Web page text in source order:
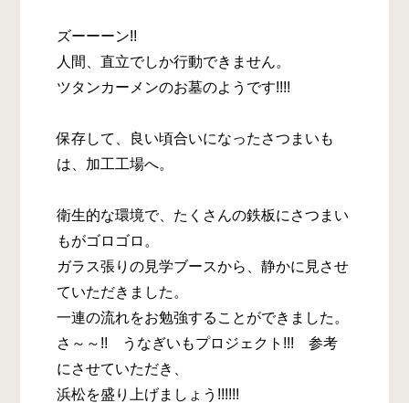
ズーーーン!!
人間、直立でしか行動できません。
ツタンカーメンのお墓のようです!!!!
保存して、良い頃合いになったさつまいも
は、加工工場へ。
衛生的な環境で、たくさんの鉄板にさつまい
もがゴロゴロ。
ガラス張りの見学ブースから、静かに見させ
ていただきました。
一連の流れをお勉強することができました。
さ～～!! うなぎいもプロジェクト!!! 参考
にさせていただき、
浜松を盛り上げましょう!!!!!!